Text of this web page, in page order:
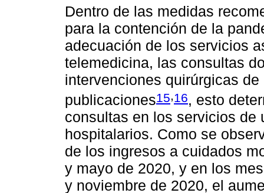
Dentro de las medidas
para la contención de la
adecuación de los servicios
telemedicina, las consultas
intervenciones quirúrgicas
publicaciones15,16, esto
consultas en los servicios de
hospitalarios. Como se
de los ingresos a cuidados
y mayo de 2020, y en los
y noviembre de 2020, el